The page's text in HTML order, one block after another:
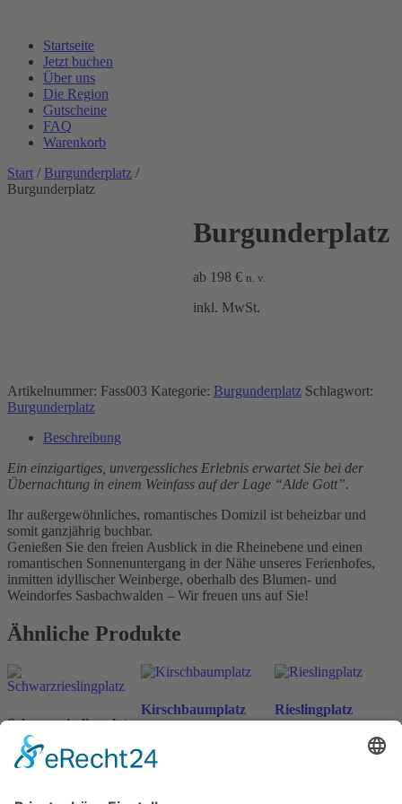
Startseite
Jetzt buchen
Über uns
Die Region
Gutscheine
FAQ
Warenkorb
Start / Burgunderplatz /
Burgunderplatz
Burgunderplatz
ab 198€ n. v.
inkl. MwSt.
Artikelnummer: Fass003 Kategorie: Burgunderplatz Schlagwort:
Burgunderplatz
Beschreibung
Ein einzigartiges, unvergessliches Erlebnis erwartet Sie bei der
Übernachtung in einem Weinfass auf der Lage “Alde Gott”.
Ihr außergewöhnliches, romantisches Domizil ist beheizbar und
somit ganzjährig buchbar.
Genießen Sie den freien Ausblick in die Rheinebene und einen
romantischen Sonnenuntergang in der Nähe unseres Ferienhofes,
inmitten idyllischer Weinberge, oberhalb des Blumen- und
Weindorfes Sasbachwalden – Wir freuen uns auf Sie!
Ähnliche Produkte
Schwarzrieslingplatz
ab198 n. v.
Kirschbaumplatz
inkl. MwSt.
Rieslingplatz